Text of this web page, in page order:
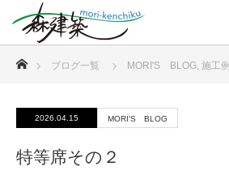
ブログ一覧 MORI'S BLOG, 施工例
2026.04.15 MORI'S BLOG
特等席その２